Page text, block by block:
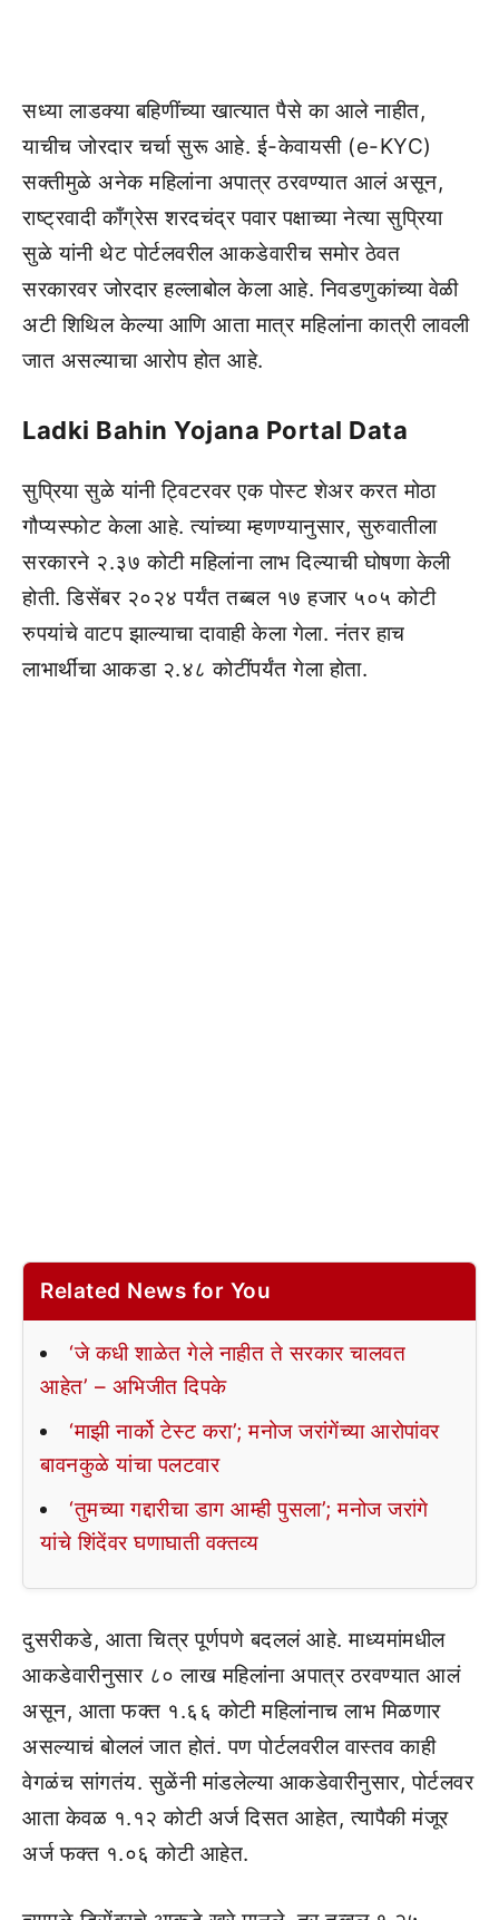
सध्या लाडक्या बहिणींच्या खात्यात पैसे का आले नाहीत,
याचीच जोरदार चर्चा सुरू आहे. ई-केवायसी (e-KYC)
सक्तीमुळे अनेक महिलांना अपात्र ठरवण्यात आलं असून,
राष्ट्रवादी काँग्रेस शरदचंद्र पवार पक्षाच्या नेत्या सुप्रिया
सुळे यांनी थेट पोर्टलवरील आकडेवारीच समोर ठेवत
सरकारवर जोरदार हल्लाबोल केला आहे. निवडणुकांच्या वेळी
अटी शिथिल केल्या आणि आता मात्र महिलांना कात्री लावली
जात असल्याचा आरोप होत आहे.
Ladki Bahin Yojana Portal Data
सुप्रिया सुळे यांनी ट्विटरवर एक पोस्ट शेअर करत मोठा
गौप्यस्फोट केला आहे. त्यांच्या म्हणण्यानुसार, सुरुवातीला
सरकारने २.३७ कोटी महिलांना लाभ दिल्याची घोषणा केली
होती. डिसेंबर २०२४ पर्यंत तब्बल १७ हजार ५०५ कोटी
रुपयांचे वाटप झाल्याचा दावाही केला गेला. नंतर हाच
लाभार्थींचा आकडा २.४८ कोटींपर्यंत गेला होता.
Related News for You
‘जे कधी शाळेत गेले नाहीत ते सरकार चालवत
आहेत’ – अभिजीत दिपके
‘माझी नार्को टेस्ट करा’; मनोज जरांगेंच्या आरोपांवर
बावनकुळे यांचा पलटवार
‘तुमच्या गद्दारीचा डाग आम्ही पुसला’; मनोज जरांगे
यांचे शिंदेंवर घणाघाती वक्तव्य
दुसरीकडे, आता चित्र पूर्णपणे बदललं आहे. माध्यमांमधील
आकडेवारीनुसार ८० लाख महिलांना अपात्र ठरवण्यात आलं
असून, आता फक्त १.६६ कोटी महिलांनाच लाभ मिळणार
असल्याचं बोललं जात होतं. पण पोर्टलवरील वास्तव काही
वेगळंच सांगतंय. सुळेंनी मांडलेल्या आकडेवारीनुसार, पोर्टलवर
आता केवळ १.१२ कोटी अर्ज दिसत आहेत, त्यापैकी मंजूर
अर्ज फक्त १.०६ कोटी आहेत.